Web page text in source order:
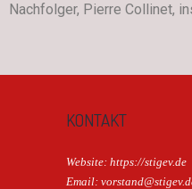
Nachfolger, Pierre Collinet,
KONTAKT
Website: https://stigev.de
Email: